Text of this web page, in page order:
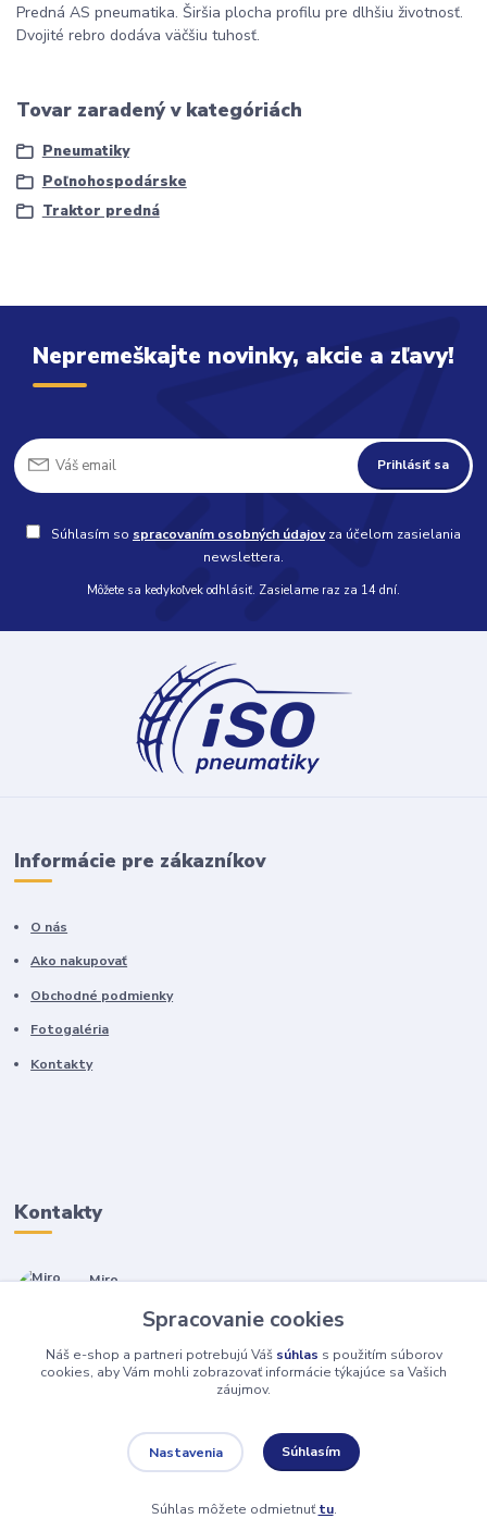
Predná AS pneumatika. Širšia plocha profilu pre dlhšiu životnosť.
Dvojité rebro dodáva väčšiu tuhosť.
Tovar zaradený v kategóriách
Pneumatiky
Poľnohospodárske
Traktor predná
Nepremeškajte novinky, akcie a zľavy!
Prihlásiť sa
Súhlasím so spracovaním osobných údajovza účelom zasielania
newslettera.
Môžete sa kedykoľvek odhlásiť. Zasielame raz za 14 dní.
Informácie pre zákazníkov
O nás
Ako nakupovať
Obchodné podmienky
Fotogaléria
Kontakty
Kontakty
Miro
(Po-Pia, 7-17 hod.)
isopneumatiky@isopneumatiky.sk
Vytvorené na Eshop-rychlo.sk
Spracovanie cookies
Náš e-shop a partneri potrebujú Váš súhlas s použitím súborov
cookies, aby Vám mohli zobrazovať informácie týkajúce sa Vašich
záujmov.
Nastavenia Súhlasím
Súhlas môžete odmietnuťtu.